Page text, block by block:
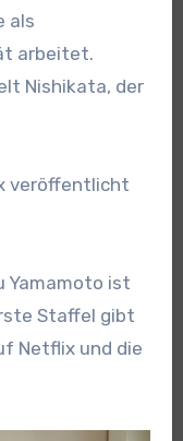
als
arbeitet.
Nishikata, der
veröffentlicht
Yamamoto ist
Staffel gibt
Netflix und die